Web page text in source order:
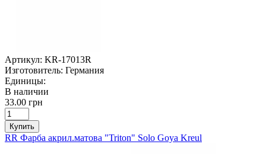
Артикул: KR-17013R
Изготовитель: Германия
Единицы:
В наличии
33.00 грн
Купить
RR Фарба акрил.матова "Triton" Solo Goya Kreul